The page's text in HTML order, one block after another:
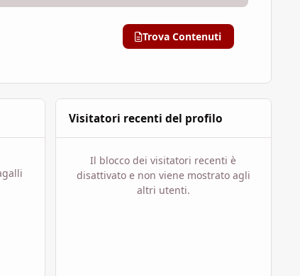
Trova Contenuti
Visitatori recenti del profilo
Il blocco dei visitatori recenti è
disattivato e non viene mostrato agli
altri utenti.